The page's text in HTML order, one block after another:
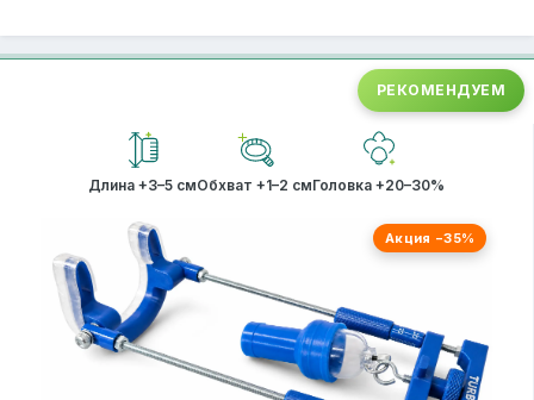
РЕКОМЕНДУЕМ
Длина +3–5 смОбхват +1–2 смГоловка +20–30%
Акция −35%